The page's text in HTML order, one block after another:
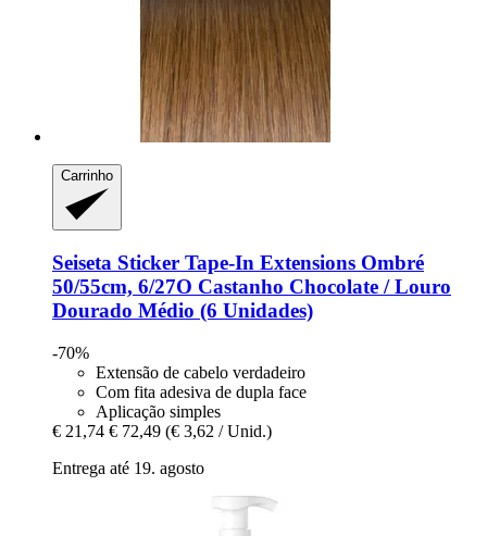
Carrinho
Seiseta Sticker Tape-​In Extensions Ombré
50/55cm, 6/27O Castanho Chocolate / Louro
Dourado Médio (6 Unidades)
-70%
Extensão de cabelo verdadeiro
Com fita adesiva de dupla face
Aplicação simples
€ 21,74 € 72,49 (€ 3,62 / Unid.)
Entrega até 19. agosto